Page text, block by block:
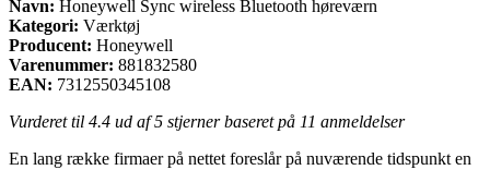
Navn: Honeywell Sync wireless Bluetooth høreværn
Kategori: Værktøj
Producent: Honeywell
Varenummer: 881832580
EAN: 7312550345108
Vurderet til 4.4 ud af 5 stjerner baseret på 11 anmeldelser
En lang række firmaer på nettet foreslår på nuværende tidspunkt en